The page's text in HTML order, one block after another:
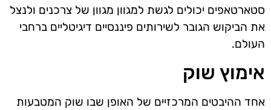
סטארטאפים יכולים לגשת למגוון מגוון של צרכנים ולנצל
את הביקוש הגובר לשירותים פיננסיים דיגיטליים ברחבי
העולם.
אימוץ שוק
אחד ההיבטים המרכזיים של האופן שבו שוק המטבעות